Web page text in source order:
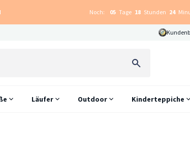
Noch: 05 Tage 18 Stunden 24
Läufer Outdoor Kinderteppiche